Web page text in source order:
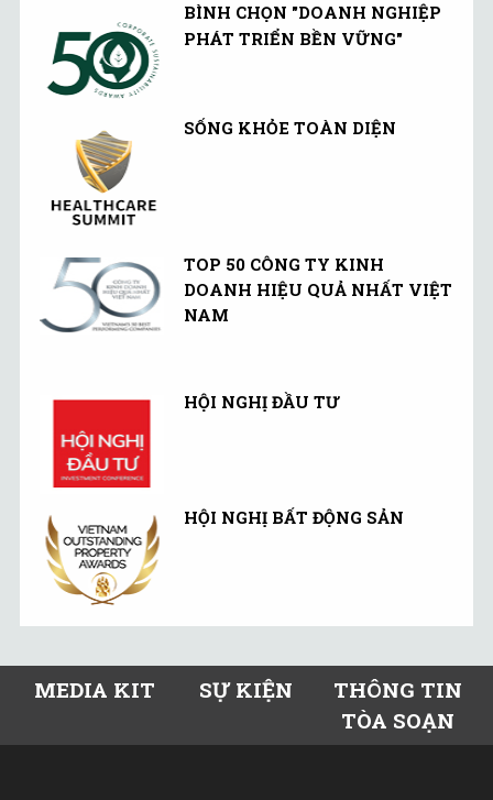
BÌNH CHỌN "DOANH NGHIỆP
PHÁT TRIỂN BỀN VỮNG"
SỐNG KHỎE TOÀN DIỆN
TOP 50 CÔNG TY KINH
DOANH HIỆU QUẢ NHẤT VIỆT
NAM
HỘI NGHỊ ĐẦU TƯ
HỘI NGHỊ BẤT ĐỘNG SẢN
MEDIA KIT SỰ KIỆN
THÔNG TIN
TÒA SOẠN